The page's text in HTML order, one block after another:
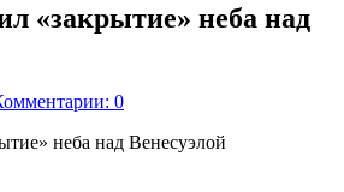
«закрытие» неба над
0
неба над Венесуэлой